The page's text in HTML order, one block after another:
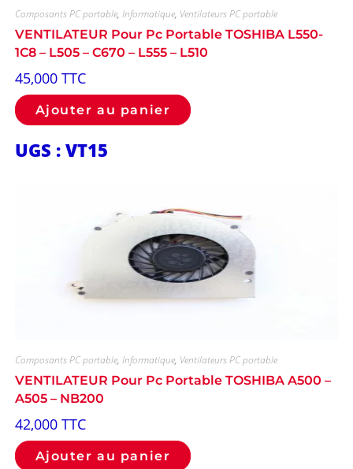
Composants PC portable, Informatique, Ventilateurs PC portable
VENTILATEUR Pour Pc Portable TOSHIBA L550-
1C8 – L505 – C670 – L555 – L510
45,000 TTC
Ajouter au panier
UGS : VT15
Composants PC portable, Informatique, Ventilateurs PC portable
VENTILATEUR Pour Pc Portable TOSHIBA A500 –
A505 – NB200
42,000 TTC
Ajouter au panier